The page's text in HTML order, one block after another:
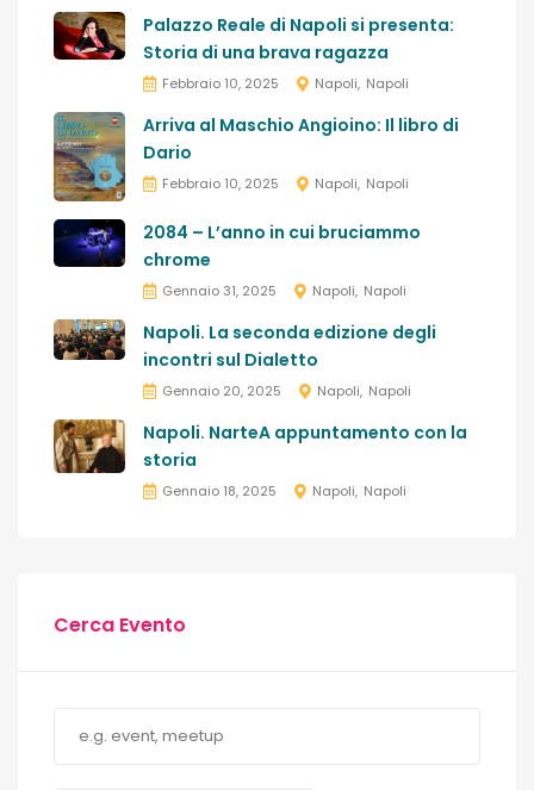
Palazzo Reale di Napoli si presenta:
Storia di una brava ragazza
Febbraio 10, 2025 Napoli Napoli
Arriva al Maschio Angioino: Il libro di
Dario
Febbraio 10, 2025 Napoli Napoli
2084 – L’anno in cui bruciammo
chrome
Gennaio 31, 2025 Napoli Napoli
Napoli. La seconda edizione degli
incontri sul Dialetto
Gennaio 20, 2025 Napoli Napoli
Napoli. NarteA appuntamento con la
storia
Gennaio 18, 2025 Napoli Napoli
Cerca Evento